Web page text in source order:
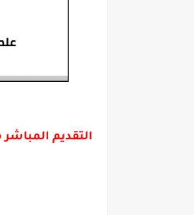
التقديم